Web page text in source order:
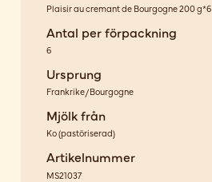
Plaisir au cremant de Bourgogne 200 g*6
Antal per förpackning
6
Ursprung
Frankrike/Bourgogne
Mjölk från
Ko(pastöriserad)
Artikelnummer
MS21037